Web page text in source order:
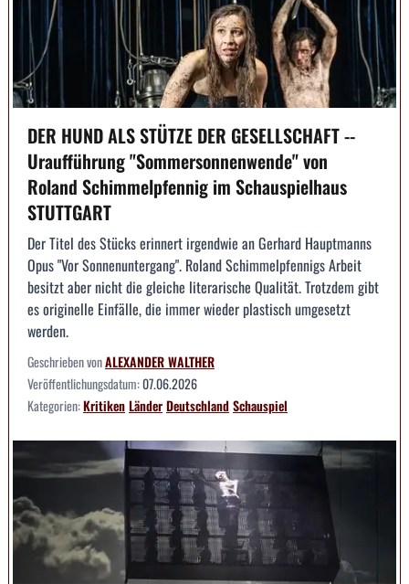
DER HUND ALS STÜTZE DER GESELLSCHAFT --
Uraufführung "Sommersonnenwende" von
Roland Schimmelpfennig im Schauspielhaus
STUTTGART
Der Titel des Stücks erinnert irgendwie an Gerhard Hauptmanns
Opus "Vor Sonnenuntergang". Roland Schimmelpfennigs Arbeit
besitzt aber nicht die gleiche literarische Qualität. Trotzdem gibt
es originelle Einfälle, die immer wieder plastisch umgesetzt
werden.
Geschrieben vonALEXANDER WALTHER
Veröffentlichungsdatum:07.06.2026
Kategorien:KritikenLänderDeutschlandSchauspiel